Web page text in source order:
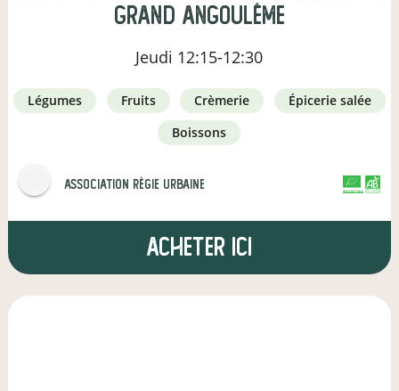
Grand Angoulême
Jeudi 12:15-12:30
légumes fruits crèmerie
épicerie salée
boissons
Association Régie Urbaine
Acheter ici